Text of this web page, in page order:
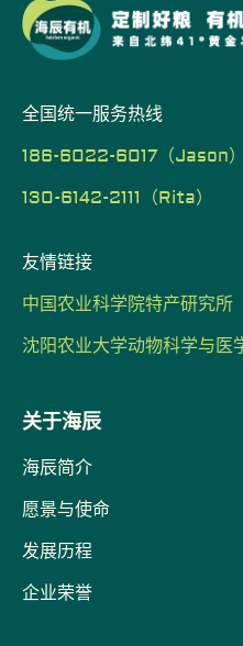
全国统一服务热线
186-6022-6017（Jason）
130-6142-2111（Rita）
友情链接
中国农业科学院特产研究所
沈阳农业大学动物科学与医
关于海辰
海辰简介
愿景与使命
发展历程
企业荣誉